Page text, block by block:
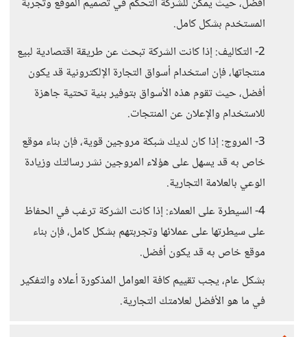
المستخدم بشكل كامل.
2- التكاليف: إذا كانت الشركة تبحث عن طريقة اقتصادية لبيع
منتجاتها، فإن استخدام أسواق التجارة الإلكترونية قد يكون
أفضل، حيث تقوم هذه الأسواق بتوفير بنية تحتية جاهزة
للاستخدام والإعلان عن المنتجات.
3- المروج: إذا كان لديك شبكة مروجين قوية، فإن بناء موقع
خاص به قد يسهل على هؤلاء المروجين نشر رسالتك وزيادة
الوعي بالعلامة التجارية.
4- السيطرة على العملاء: إذا كانت الشركة ترغب في الحفاظ
على سيطرتها على عملائها وتجربتهم بشكل كامل، فإن بناء
موقع خاص به قد يكون أفضل.
بشكل عام، يجب تقييم كافة العوامل المذكورة أعلاه والتفكير
في ما هو الأفضل لعلامتك التجارية.